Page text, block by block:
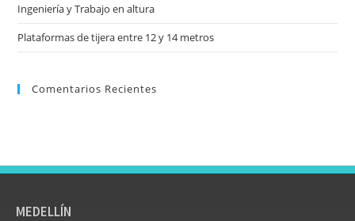
Ingeniería y Trabajo en altura
Plataformas de tijera entre 12 y 14 metros
Comentarios Recientes
MEDELLÍN